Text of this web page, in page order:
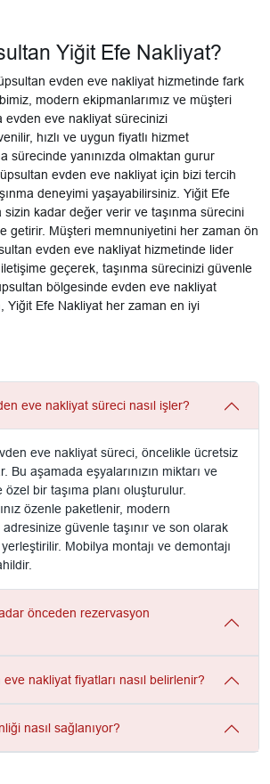
Yiğit Efe Nakliyat?
evden eve nakliyat hizmetinde fark
modern ekipmanlarımız ve müşteri
evden eve nakliyat sürecinizi
hızlı ve uygun fiyatlı hizmet
sürecinde yanınızda olmaktan gurur
evden eve nakliyat için bizi tercih
deneyimi yaşayabilirsiniz. Yiğit Efe
sizin kadar değer verir ve taşınma sürecini
getirir. Müşteri memnuniyetini her zaman ön
evden eve nakliyat hizmetinde lider
geçerek, taşınma sürecinizi güvenle
bölgesinde evden eve nakliyat
Yiğit Efe Nakliyat her zaman en iyi
eve nakliyat süreci nasıl işler?
eve nakliyat süreci, öncelikle ücretsiz
Bu aşamada eşyalarınızın miktarı ve
bir taşıma planı oluşturulur.
özenle paketlenir, modern
adresinize güvenle taşınır ve son olarak
Mobilya montajı ve demontajı
önceden rezervasyon
nakliyat fiyatları nasıl belirlenir?
nasıl sağlanıyor?